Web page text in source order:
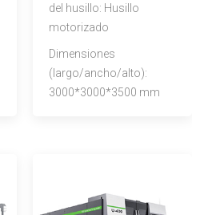
del husillo: Husillo
motorizado
Dimensiones
(largo/ancho/alto):
3000*3000*3500 mm